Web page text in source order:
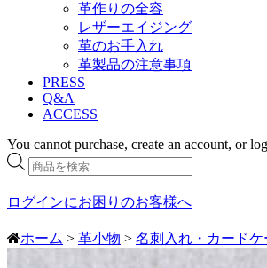
革作りの全容
レザーエイジング
革のお手入れ
革製品の注意事項
PRESS
Q&A
ACCESS
You cannot purchase, create an account, or
商
品
検
ログインにお困りのお客様へ
ホーム > 革小物 > 名刺入れ・カードケ